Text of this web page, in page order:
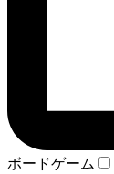
ボードゲーム